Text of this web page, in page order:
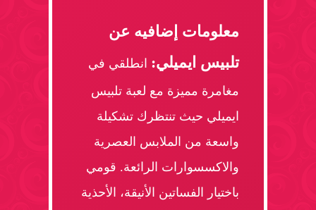
معلومات إضافيه عن
تلبيس ايميلي: انطلقي في
مغامرة مميزة مع لعبة تلبيس
ايميلي حيث تنتظرك تشكيلة
واسعة من الملابس العصرية
والاكسسوارات الرائعة. قومي
باختيار الفساتين الأنيقة، الأحذية